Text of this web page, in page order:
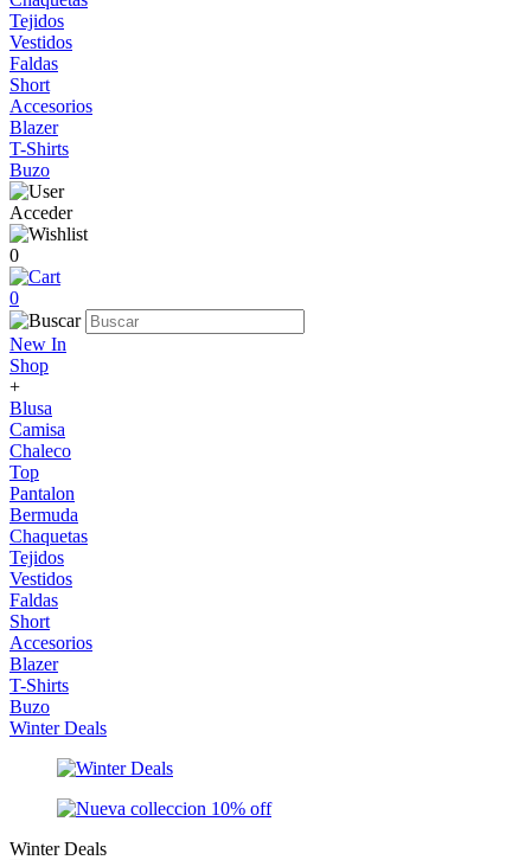
Tejidos
Vestidos
Faldas
Short
Accesorios
Blazer
T-Shirts
Buzo
Acceder
0
0
New In
Shop
+
Blusa
Camisa
Chaleco
Top
Pantalon
Bermuda
Chaquetas
Tejidos
Vestidos
Faldas
Short
Accesorios
Blazer
T-Shirts
Buzo
Winter Deals
Winter Deals